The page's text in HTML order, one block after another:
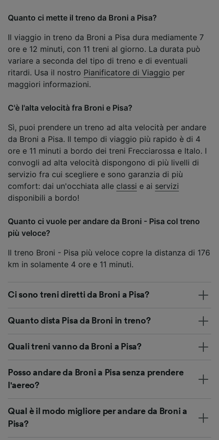
Quanto ci mette il treno da Broni a Pisa?
Il viaggio in treno da Broni a Pisa dura mediamente 7
ore e 12 minuti, con 11 treni al giorno. La durata può
variare a seconda del tipo di treno e di eventuali
ritardi. Usa il nostro Pianificatore di Viaggio per
maggiori informazioni.
C'è l'alta velocità fra Broni e Pisa?
Sì, puoi prendere un treno ad alta velocità per andare
da Broni a Pisa. Il tempo di viaggio più rapido è di 4
ore e 11 minuti a bordo dei treni Frecciarossa e Italo. I
convogli ad alta velocità dispongono di più livelli di
servizio fra cui scegliere e sono garanzia di più
comfort: dai un'occhiata alle classi e ai servizi
disponibili a bordo!
Quanto ci vuole per andare da Broni - Pisa col treno
più veloce?
Il treno Broni - Pisa più veloce copre la distanza di 176
km in solamente 4 ore e 11 minuti.
Ci sono treni diretti da Broni a Pisa?
Quanto dista Pisa da Broni in treno?
Quali treni vanno da Broni a Pisa?
Posso andare da Broni a Pisa senza prendere
l'aereo?
Qual è il modo migliore per andare da Broni a
Pisa?